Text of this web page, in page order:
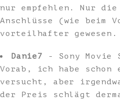
nur empfehlen. Nur die
Anschlüsse (wie beim
vorteilhafter gewesen.
Danie7
- Sony Movie
Vorab, ich habe schon
versucht, aber
der Preis schlägt